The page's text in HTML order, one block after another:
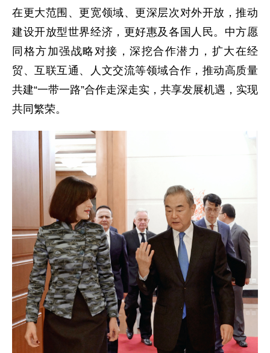
在更大范围、更宽领域、更深层次对外开放，推动
建设开放型世界经济，更好惠及各国人民。中方愿
同格方加强战略对接，深挖合作潜力，扩大在经
贸、互联互通、人文交流等领域合作，推动高质量
共建“一带一路”合作走深走实，共享发展机遇，实现
共同繁荣。